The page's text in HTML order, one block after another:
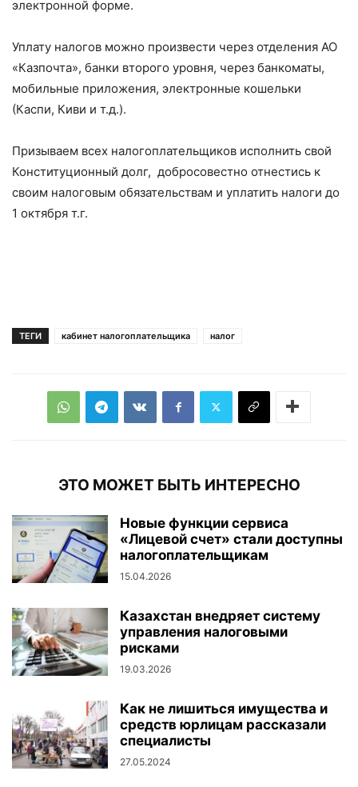
электронной форме.
Уплату налогов можно произвести через отделения АО
«Казпочта», банки второго уровня, через банкоматы,
мобильные приложения, электронные кошельки
(Каспи, Киви и т.д.).
Призываем всех налогоплательщиков исполнить свой
Конституционный долг, добросовестно отнестись к
своим налоговым обязательствам и уплатить налоги до
1 октября т.г.
ТЕГИ кабинет налогоплательщика налог
ЭТО МОЖЕТ БЫТЬ ИНТЕРЕСНО
Новые функции сервиса
«Лицевой счет» стали доступны
налогоплательщикам
15.04.2026
Казахстан внедряет систему
управления налоговыми
рисками
19.03.2026
Как не лишиться имущества и
средств юрлицам рассказали
специалисты
27.05.2024